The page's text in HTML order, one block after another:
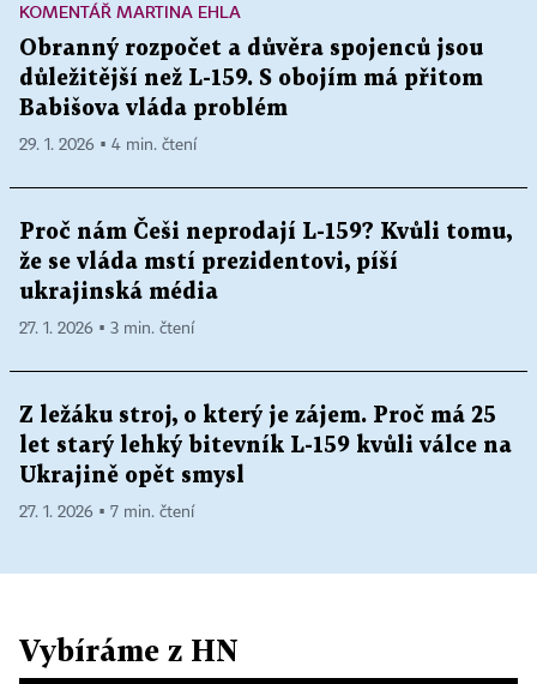
KOMENTÁŘ MARTINA EHLA
Obranný rozpočet a důvěra spojenců jsou
důležitější než L-159. S obojím má přitom
Babišova vláda problém
29. 1. 2026 ▪ 4 min. čtení
Proč nám Češi neprodají L-159? Kvůli tomu,
že se vláda mstí prezidentovi, píší
ukrajinská média
27. 1. 2026 ▪ 3 min. čtení
Z ležáku stroj, o který je zájem. Proč má 25
let starý lehký bitevník L-159 kvůli válce na
Ukrajině opět smysl
27. 1. 2026 ▪ 7 min. čtení
Vybíráme z HN